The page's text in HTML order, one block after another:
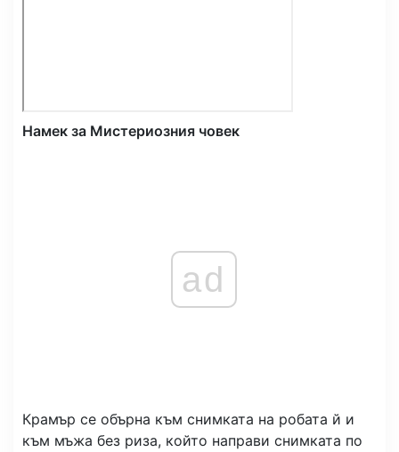
Намек за Мистериозния човек
ad
Крамър се обърна към снимката на робата й и
към мъжа без риза, който направи снимката по